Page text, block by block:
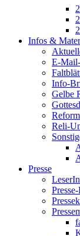
Infos &
E-
Info-
Gelbe
Reli-
Presse